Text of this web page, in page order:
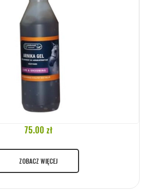
75.00 zł
ZOBACZ WIĘCEJ